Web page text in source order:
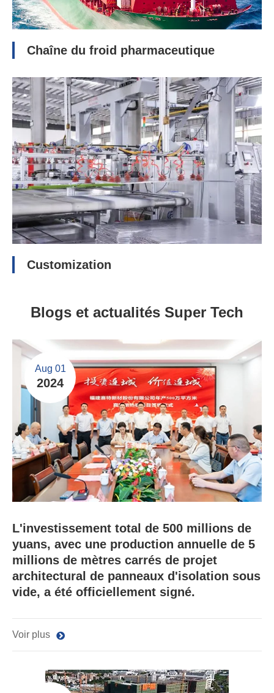
Chaîne du froid pharmaceutique
Customization
Blogs et actualités Super Tech
Aug 01
2024
L'investissement total de 500 millions de
yuans, avec une production annuelle de 5
millions de mètres carrés de projet
architectural de panneaux d'isolation sous
vide, a été officiellement signé.
Voir plus